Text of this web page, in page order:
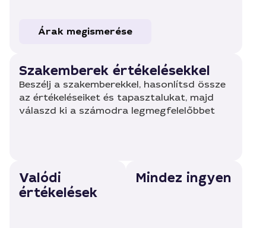
Árak megismerése
Szakemberek értékelésekkel
Beszélj a szakemberekkel, hasonlítsd össze
az értékeléseiket és tapasztalukat, majd
válaszd ki a számodra legmegfelelőbbet
Valódi
értékelések
Mindez ingyen